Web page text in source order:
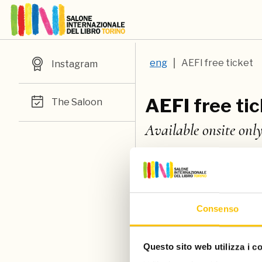
Consenso
Questo sito web utilizza i
Instagram
The Saloon
eng AEFI free ticket
AEFI free
Available onsite only
AEFI - Associazione
To get the free ticket,
The free gift allows 1